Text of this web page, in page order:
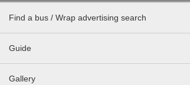
Find a bus / Wrap advertising search
Guide
Gallery